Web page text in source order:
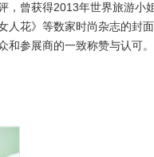
，曾获得2013年世界旅游
人花》等数家时尚杂志的封
和参展商的一致称赞与认可。